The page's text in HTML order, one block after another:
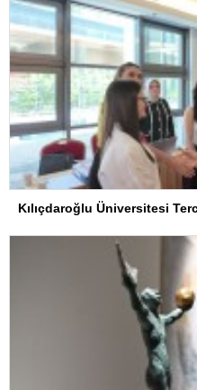
Kılıçdaroğlu Üniversitesi